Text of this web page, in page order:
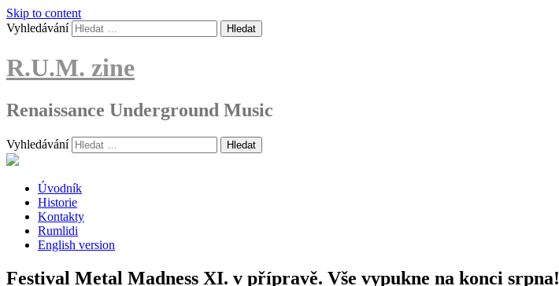
Skip to content
Vyhledávání
R.U.M. zine
Renaissance Underground Music
Vyhledávání
Úvodník
Historie
Kontakty
Rumlidi
English version
Festival Metal Madness XI. v přípravě. Vše vypukne na konci srpna!